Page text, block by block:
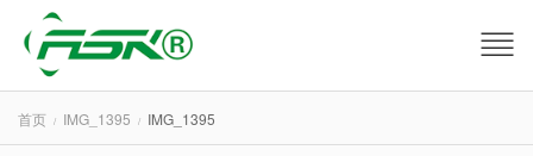
首页 IMG_1395 IMG_1395